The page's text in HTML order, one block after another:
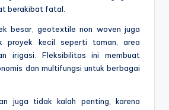
berakibat fatal.
besar, geotextile non woven juga
proyek kecil seperti taman, area
irigasi. Fleksibilitas ini membuat
dan multifungsi untuk berbagai
juga tidak kalah penting, karena